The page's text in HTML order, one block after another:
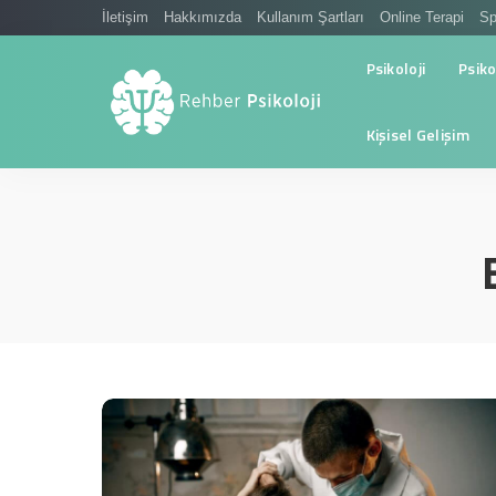
İletişim Hakkımızda Kullanım Şartları Online Terapi
Psikoloji
Kişisel Gelişim